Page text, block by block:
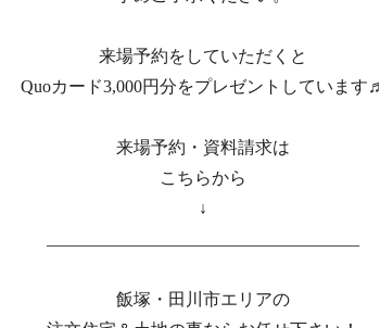
来場予約をしていただくと
Quoカード3,000円分をプレゼントしています♬
来場予約・資料請求は
こちらから
↓
飯塚・田川市エリアの